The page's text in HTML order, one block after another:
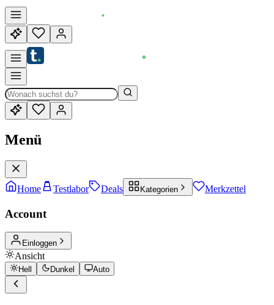
Menü
Home Testlabor Deals Kategorien Merkzettel
Account
Einloggen
Ansicht
Hell Dunkel Auto